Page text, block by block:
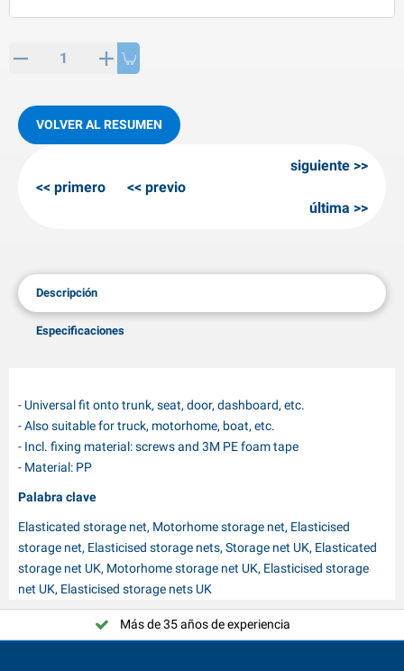
de SPP
AL-KO
para invierno
invernales
VOLVER AL RESUMEN
primero previo
siguiente
última
Descripción
Especificaciones
- Universal fit onto trunk, seat, door, dashboard, etc.
- Also suitable for truck, motorhome, boat, etc.
- Incl. fixing material: screws and 3M PE foam tape
- Material: PP
Palabra clave
Elasticated storage net, Motorhome storage net, Elasticised
storage net, Elasticised storage nets, Storage net UK, Elasticated
storage net UK, Motorhome storage net UK, Elasticised storage
net UK, Elasticised storage nets UK
Más de 35 años de experiencia